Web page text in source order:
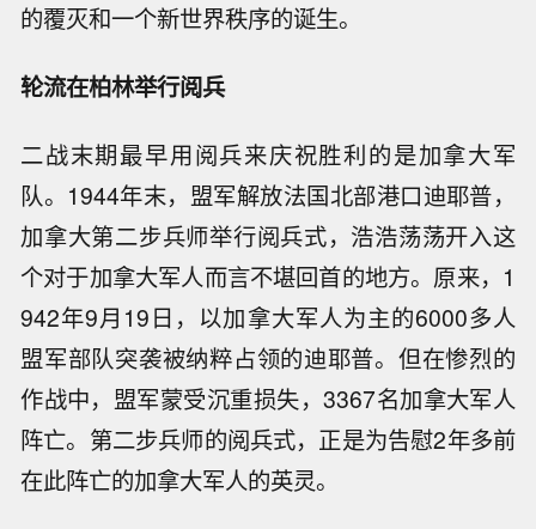
的覆灭和一个新世界秩序的诞生。
轮流在柏林举行阅兵
二战末期最早用阅兵来庆祝胜利的是加拿大军
队。1944年末，盟军解放法国北部港口迪耶普，
加拿大第二步兵师举行阅兵式，浩浩荡荡开入这
个对于加拿大军人而言不堪回首的地方。原来，1
942年9月19日，以加拿大军人为主的6000多人
盟军部队突袭被纳粹占领的迪耶普。但在惨烈的
作战中，盟军蒙受沉重损失，3367名加拿大军人
阵亡。第二步兵师的阅兵式，正是为告慰2年多前
在此阵亡的加拿大军人的英灵。